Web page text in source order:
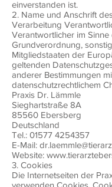
einverstanden ist.
2. Name und Anschrift
Verarbeitung
Verantwortlicher im
Grundverordnung,
Mitgliedstaaten der
geltenden
anderer Bestimmungen
datenschutzrechtlichem
Praxis Dr. Lämmle
Sieghartstraße 8A
85560 Ebersberg
Deutschland
Tel.: 01577 4254357
E-Mail:
Website:
3. Cookies
Die Internetseiten der
verwenden Cookies.